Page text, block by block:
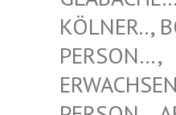
., BONNE…,
, ERWACHS
ENE